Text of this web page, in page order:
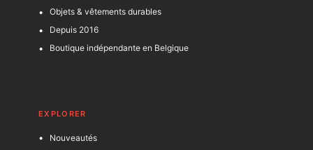
Objets & vêtements durables
Depuis 2016
Boutique indépendante en Belgique
EXPLORER
Nouveautés